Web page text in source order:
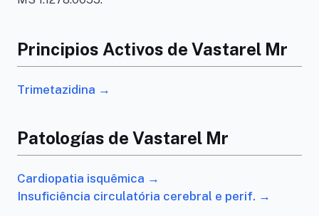
Principios Activos de Vastarel Mr
Trimetazidina →
Patologías de Vastarel Mr
Cardiopatia isquêmica →
Insuficiência circulatória cerebral e perif. →